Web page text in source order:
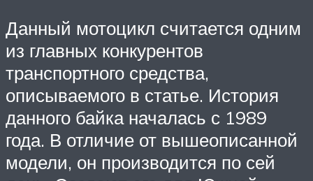
Данный мотоцикл считается одним
из главных конкурентов
транспортного средства,
описываемого в статье. История
данного байка началась с 1989
года. В отличие от вышеописанной
модели, он производится по сей